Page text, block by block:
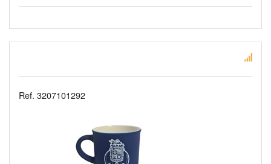
Ref. 3207101292